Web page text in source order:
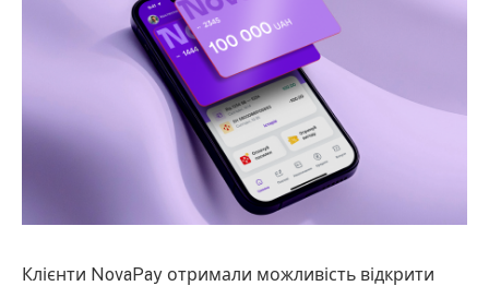
Клієнти NovaPay отримали можливість відкрити